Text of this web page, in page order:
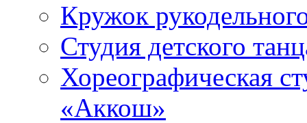
Кружок
Студия детского
Хореографическая
«Аккош»